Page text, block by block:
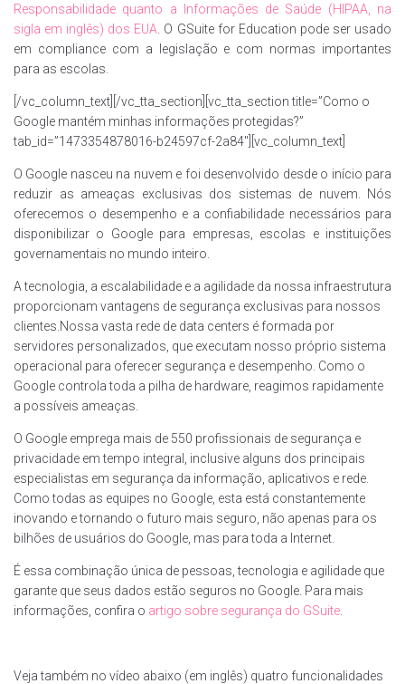
Responsabilidade quanto a Informações de Saúde (HIPAA, na
sigla em inglês) dos EUA . O GSuite for Education pode ser usado
em compliance com a legislação e com normas importantes
para as escolas.
[/vc_column_text][/vc_tta_section][vc_tta_section title=”Como o
Google mantém minhas informações protegidas?”
tab_id=”1473354878016-b24597cf-2a84″][vc_column_text]
O Google nasceu na nuvem e foi desenvolvido desde o início para
reduzir as ameaças exclusivas dos sistemas de nuvem. Nós
oferecemos o desempenho e a confiabilidade necessários para
disponibilizar o Google para empresas, escolas e instituições
governamentais no mundo inteiro.
A tecnologia, a escalabilidade e a agilidade da nossa infraestrutura
proporcionam vantagens de segurança exclusivas para nossos
clientes.Nossa vasta rede de data centers é formada por
servidores personalizados, que executam nosso próprio sistema
operacional para oferecer segurança e desempenho. Como o
Google controla toda a pilha de hardware, reagimos rapidamente
a possíveis ameaças.
O Google emprega mais de 550 profissionais de segurança e
privacidade em tempo integral, inclusive alguns dos principais
especialistas em segurança da informação, aplicativos e rede.
Como todas as equipes no Google, esta está constantemente
inovando e tornando o futuro mais seguro, não apenas para os
bilhões de usuários do Google, mas para toda a Internet.
É essa combinação única de pessoas, tecnologia e agilidade que
garante que seus dados estão seguros no Google. Para mais
informações, confira o artigo sobre segurança do GSuite
Veja também no vídeo abaixo (em inglês) quatro funcionalidades